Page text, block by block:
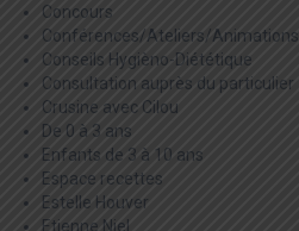
Concours
Conférences/Ateliers/Animations
Conseils Hygièno-Diététique
Consultation auprès du particulier
Crusine avec Cilou
De 0 à 3 ans
Enfants de 3 à 10 ans
Espace recettes
Estelle Houver
Etienne Niel